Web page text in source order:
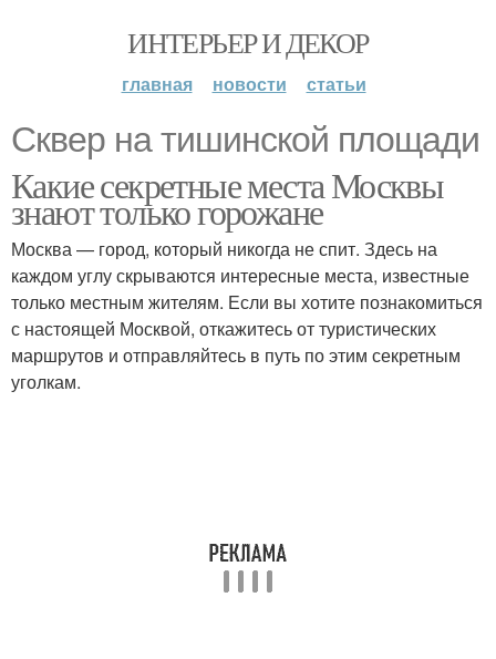
ИНТЕРЬЕР И ДЕКОР
главная новости статьи
Сквер на тишинской площади
Какие секретные места Москвы
знают только горожане
Москва — город, который никогда не спит. Здесь на
каждом углу скрываются интересные места, известные
только местным жителям. Если вы хотите познакомиться
с настоящей Москвой, откажитесь от туристических
маршрутов и отправляйтесь в путь по этим секретным
уголкам.